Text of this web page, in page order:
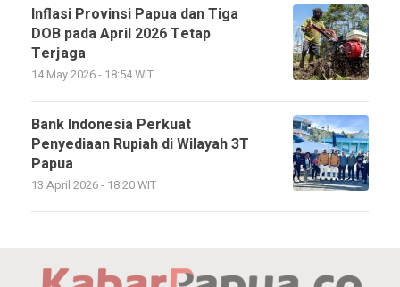
Inflasi Provinsi Papua dan Tiga
DOB pada April 2026 Tetap
Terjaga
14 May 2026 - 18:54 WIT
Bank Indonesia Perkuat
Penyediaan Rupiah di Wilayah 3T
Papua
13 April 2026 - 18:20 WIT